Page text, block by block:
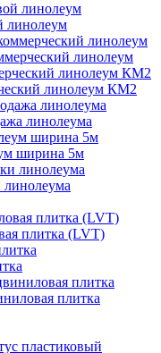
линолеум
линолеум
линолеум КМ2
линолеума
ширина 5м
линолеума
плитка (LVT)
плитка